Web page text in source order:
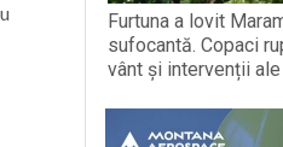
Furtuna a lovit
sufocantă. Copaci
vânt și intervenții